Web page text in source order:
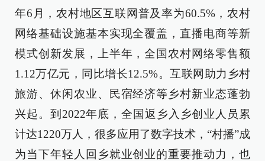
年6月，农村地区互联网普及率为60.5%，农村
网络基础设施基本实现全覆盖，直播电商等新
模式创新发展，上半年，全国农村网络零售额
1.12万亿元，同比增长12.5%。互联网助力乡村
旅游、休闲农业、民宿经济等乡村新业态蓬勃
兴起。到2022年底，全国返乡入乡创业人员累
计达1220万人，很多应用了数字技术，“村播”成
为当下年轻人回乡就业创业的重要推动力，也